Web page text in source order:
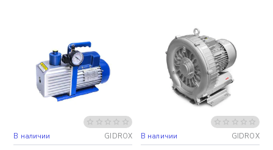
Бесплатная доставка
В наличии GIDROX Бесплатная доставка
В наличии GIDROX